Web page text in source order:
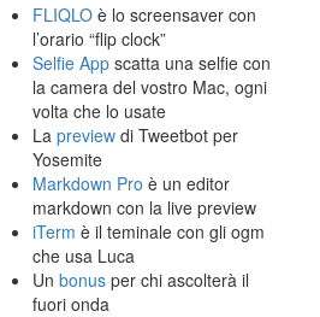
FLIQLO è lo screensaver con
l’orario “flip clock”
Selfie App scatta una selfie con
la camera del vostro Mac, ogni
volta che lo usate
Lapreview di Tweetbot per
Yosemite
Markdown Pro è un editor
markdown con la live preview
iTerm è il teminale con gli ogm
che usa Luca
Unbonus per chi ascolterà il
fuori onda